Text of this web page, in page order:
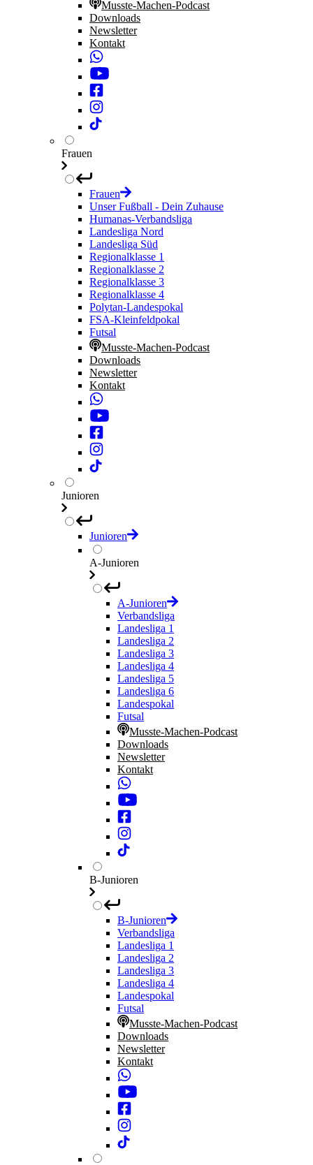
Musste-Machen-Podcast
Downloads
Newsletter
Kontakt
Frauen
Frauen
Unser Fußball - Dein Zuhause
Humanas-Verbandsliga
Landesliga Nord
Landesliga Süd
Regionalklasse 1
Regionalklasse 2
Regionalklasse 3
Regionalklasse 4
Polytan-Landespokal
FSA-Kleinfeldpokal
Futsal
Musste-Machen-Podcast
Downloads
Newsletter
Kontakt
Junioren
Junioren
A-Junioren
A-Junioren
Verbandsliga
Landesliga 1
Landesliga 2
Landesliga 3
Landesliga 4
Landesliga 5
Landesliga 6
Landespokal
Futsal
Musste-Machen-Podcast
Downloads
Newsletter
Kontakt
B-Junioren
B-Junioren
Verbandsliga
Landesliga 1
Landesliga 2
Landesliga 3
Landesliga 4
Landespokal
Futsal
Musste-Machen-Podcast
Downloads
Newsletter
Kontakt